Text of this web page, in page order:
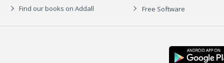
Find our books on Addall
Free Software